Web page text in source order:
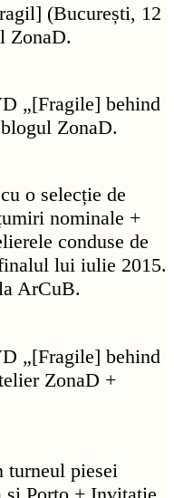
(București, 12
ZonaD.
„[Fragile] behind
ZonaD.
o selecție de
nominale +
conduse de
lui iulie 2015.
ArCuB.
„[Fragile] behind
ZonaD +
turneul piesei